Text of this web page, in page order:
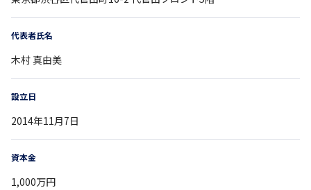
代表者氏名
木村 真由美
設立日
2014年11月7日
資本金
1,000万円